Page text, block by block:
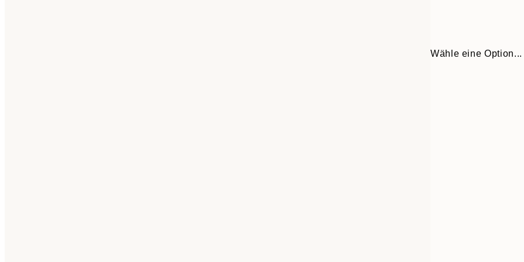
Wähle eine Option...